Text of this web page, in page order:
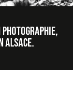
Alsace.